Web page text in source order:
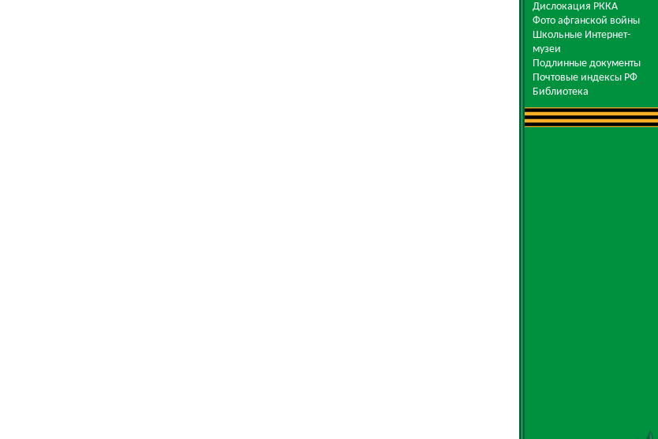
Дислокация РККА
Фото афганской войны
Школьные Интернет-
музеи
Подлинные документы
Почтовые индексы РФ
Библиотека